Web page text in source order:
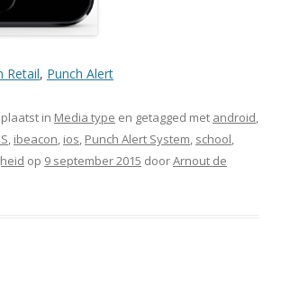
Retail, Punch Alert
in Media type en getagged met android,
, ibeacon, ios, Punch Alert System, school,
op 9 september 2015 doorArnout de